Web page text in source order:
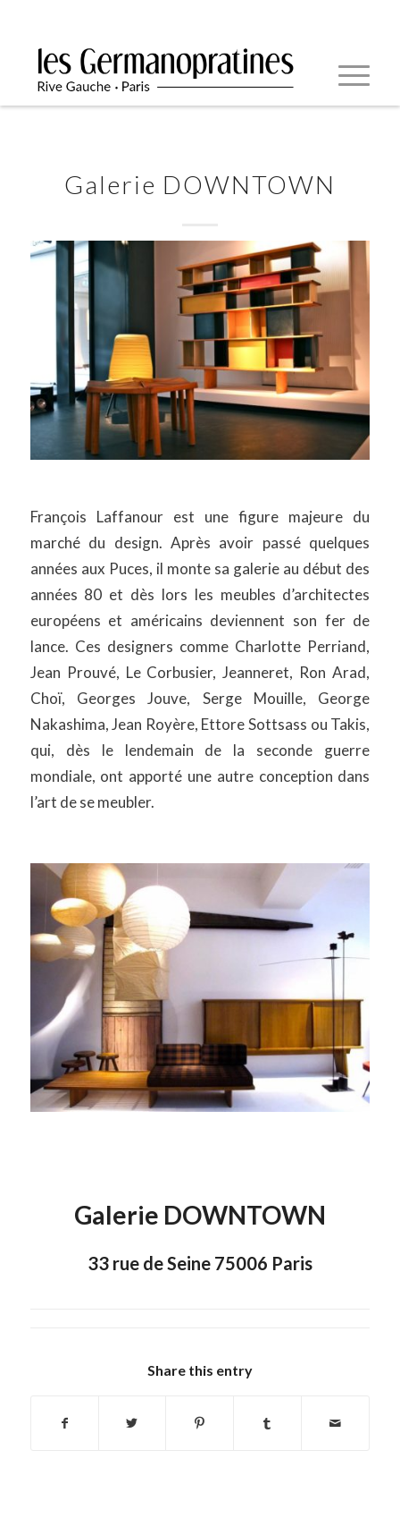
Galerie DOWNTOWN
François Laffanour est une figure majeure du
marché du design. Après avoir passé quelques
années aux Puces, il monte sa galerie au début des
années 80 et dès lors les meubles d’architectes
européens et américains deviennent son fer de
lance. Ces designers comme Charlotte Perriand,
Jean Prouvé, Le Corbusier, Jeanneret, Ron Arad,
Choï, Georges Jouve, Serge Mouille, George
Nakashima, Jean Royère, Ettore Sottsass ou Takis,
qui, dès le lendemain de la seconde guerre
mondiale, ont apporté une autre conception dans
l’art de se meubler.
Galerie DOWNTOWN
33 rue de Seine 75006 Paris
Share this entry